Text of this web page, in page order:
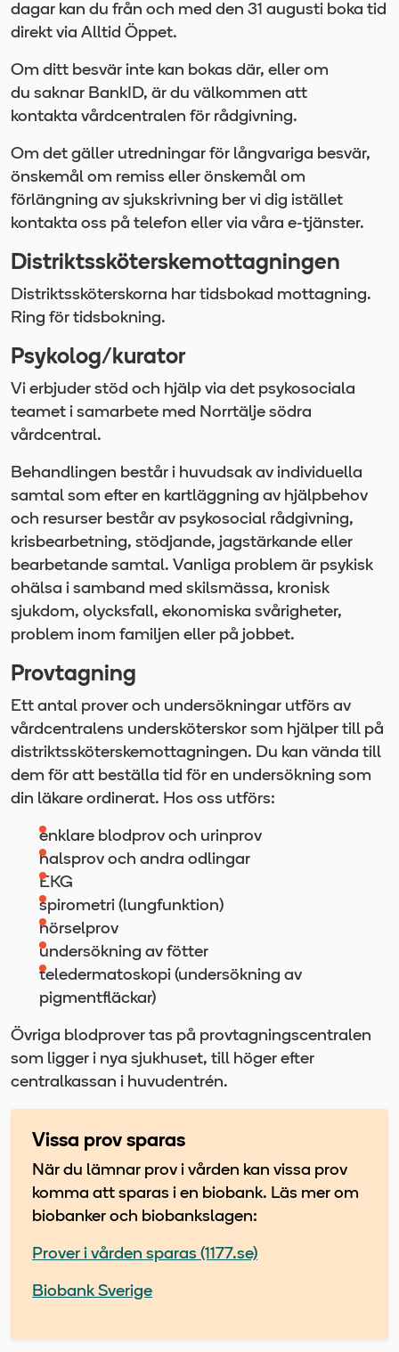
dagar kan du från och med den 31 augusti boka tid
direkt via Alltid Öppet.
Om ditt besvär inte kan bokas där, eller om
du saknar BankID, är du välkommen att
kontakta vårdcentralen för rådgivning.
Om det gäller utredningar för långvariga besvär,
önskemål om remiss eller önskemål om
förlängning av sjukskrivning ber vi dig istället
kontakta oss på telefon eller via våra e-tjänster.
Distriktssköterskemottagningen
Distriktssköterskorna har tidsbokad mottagning.
Ring för tidsbokning.
Psykolog/kurator
Vi erbjuder stöd och hjälp via det psykosociala
teamet i samarbete med Norrtälje södra
vårdcentral.
Behandlingen består i huvudsak av individuella
samtal som efter en kartläggning av hjälpbehov
och resurser består av psykosocial rådgivning,
krisbearbetning, stödjande, jagstärkande eller
bearbetande samtal. Vanliga problem är psykisk
ohälsa i samband med skilsmässa, kronisk
sjukdom, olycksfall, ekonomiska svårigheter,
problem inom familjen eller på jobbet.
Provtagning
Ett antal prover och undersökningar utförs av
vårdcentralens undersköterskor som hjälper till på
distriktssköterskemottagningen. Du kan vända till
dem för att beställa tid för en undersökning som
din läkare ordinerat. Hos oss utförs:
enklare blodprov och urinprov
halsprov och andra odlingar
EKG
spirometri (lungfunktion)
hörselprov
undersökning av fötter
teledermatoskopi (undersökning av
pigmentfläckar)
Övriga blodprover tas på provtagningscentralen
som ligger i nya sjukhuset, till höger efter
centralkassan i huvudentrén.
Vissa prov sparas
När du lämnar prov i vården kan vissa prov
komma att sparas i en biobank. Läs mer om
biobanker och biobankslagen:
Prover i vården sparas (1177.se)
Biobank Sverige